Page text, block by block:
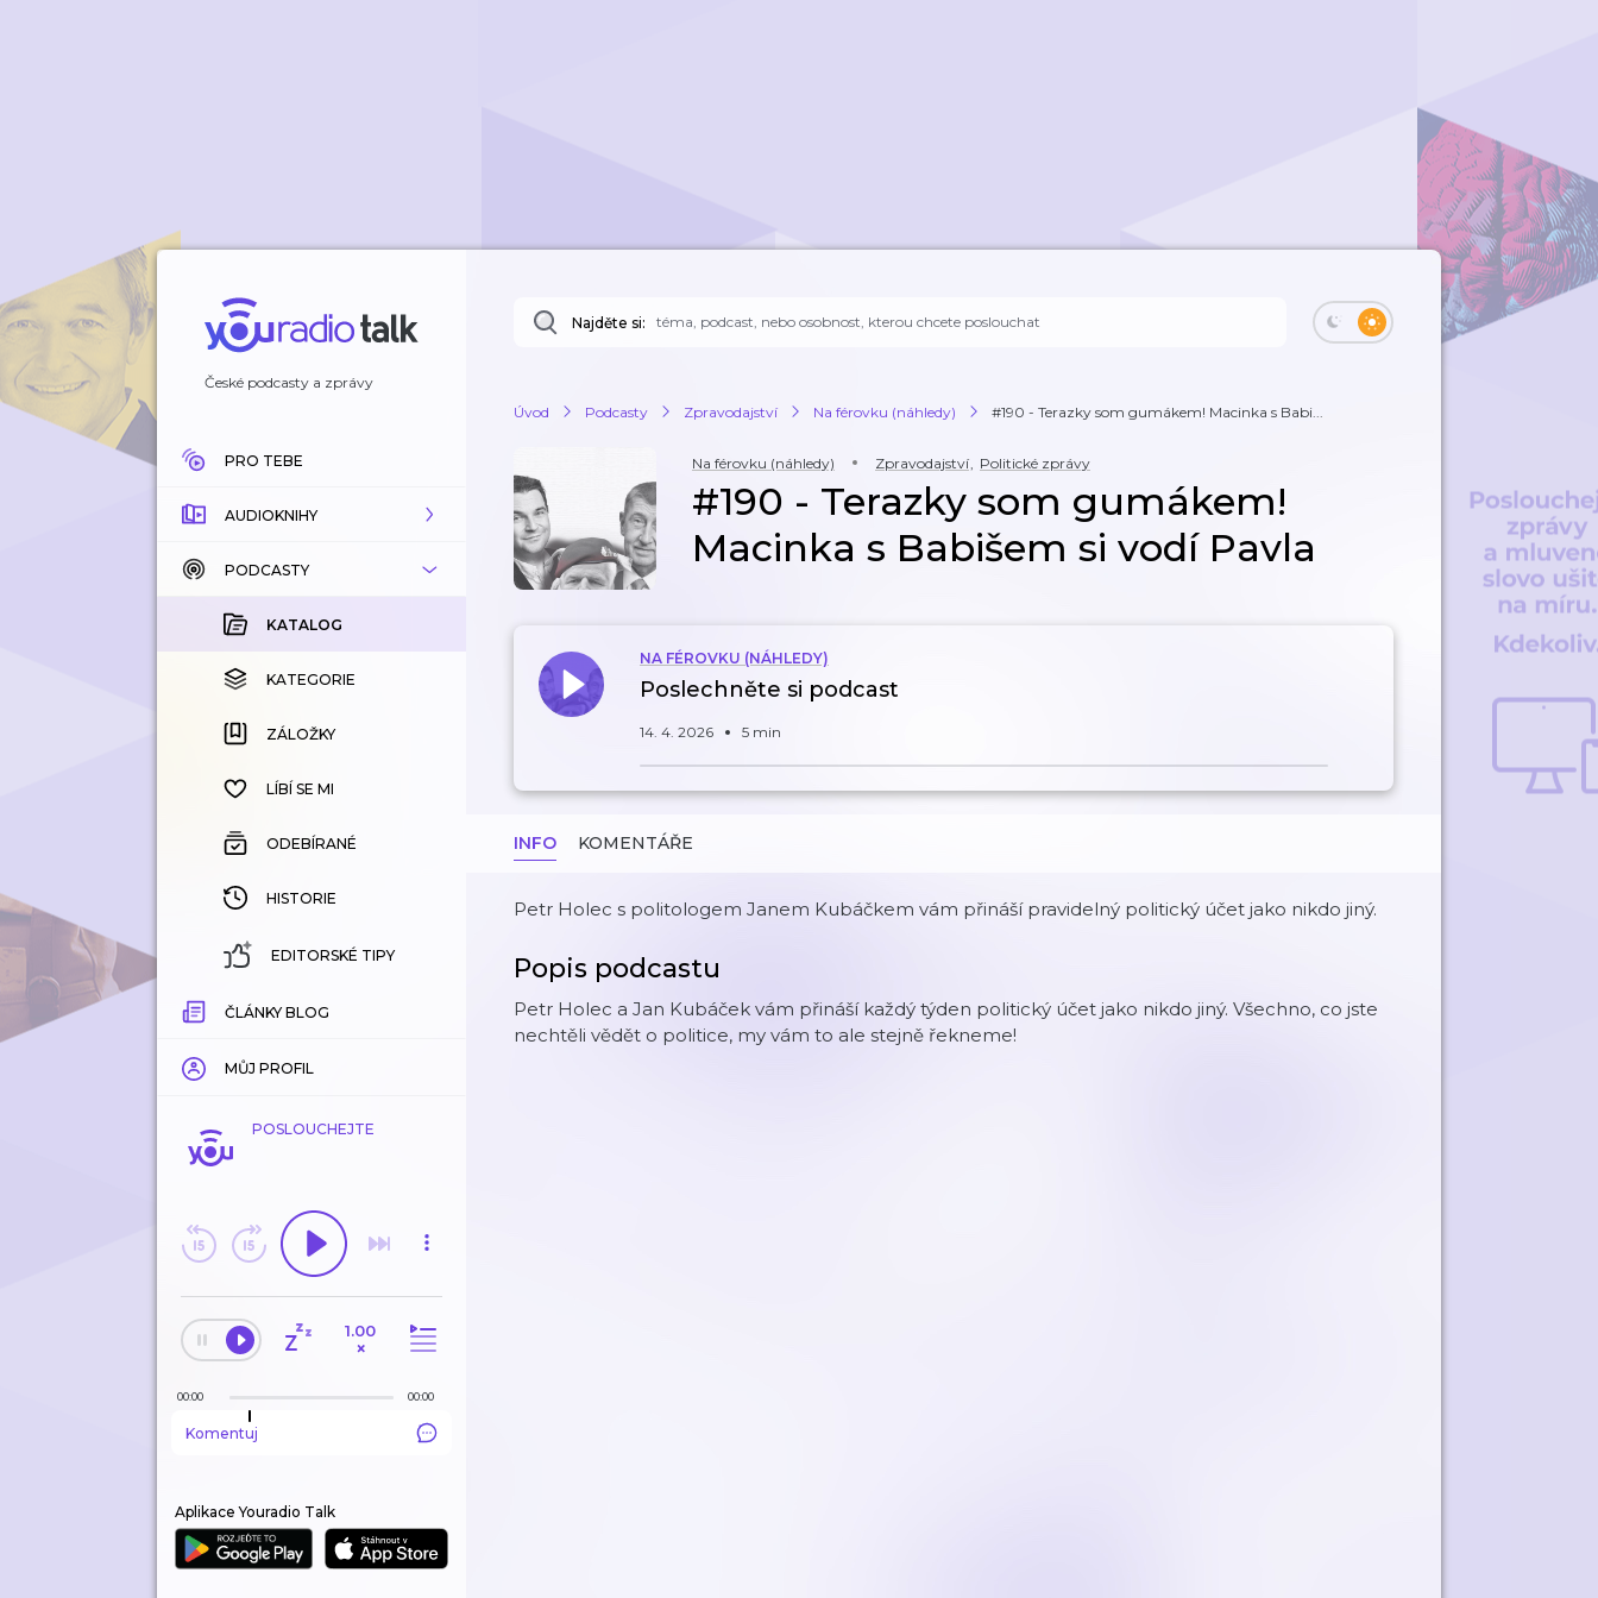
České podcasty a zprávy
PRO TEBE
AUDIOKNIHY
KATALOG
KOUPENÉ
KATEGORIE
ZÁLOŽKY
HISTORIE
PODCASTY
KATALOG
KATEGORIE
ZÁLOŽKY
LÍBÍ SE MI
ODEBÍRANÉ
HISTORIE
EDITORSKÉ TIPY
ČLÁNKY BLOG
MŮJ PROFIL
POSLOUCHEJTE
1.00
×
00:00 00:00
Komentuj
Aplikace Youradio Talk
Najděte si:
Úvod Podcasty Zpravodajství Na férovku (náhledy) #190 - Terazky som gumákem! Macinka s Babi...
Na férovku (náhledy) Zpravodajství, Politické zprávy
#190 - Terazky som gumákem!
Macinka s Babišem si vodí Pavla
NA FÉROVKU (NÁHLEDY)
Poslechněte si podcast
14. 4. 2026 5 min
INFO KOMENTÁŘE
Petr Holec s politologem Janem Kubáčkem vám přináší pravidelný politický účet jako nikdo jiný.
Popis podcastu
Petr Holec a Jan Kubáček vám přináší každý týden politický účet jako nikdo jiný. Všechno, co jste
nechtěli vědět o politice, my vám to ale stejně řekneme!